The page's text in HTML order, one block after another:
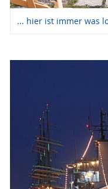
... hier ist immer was